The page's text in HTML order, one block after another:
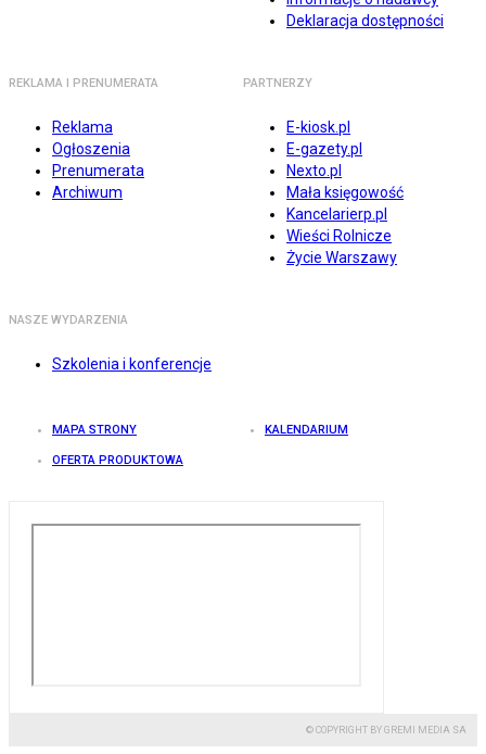
Deklaracja dostępności
REKLAMA I PRENUMERATA
Reklama
Ogłoszenia
Prenumerata
Archiwum
PARTNERZY
E-kiosk.pl
E-gazety.pl
Nexto.pl
Mała księgowość
Kancelarierp.pl
Wieści Rolnicze
Życie Warszawy
NASZE WYDARZENIA
Szkolenia i konferencje
MAPA STRONY KALENDARIUM
OFERTA PRODUKTOWA
© COPYRIGHT BY GREMI MEDIA SA